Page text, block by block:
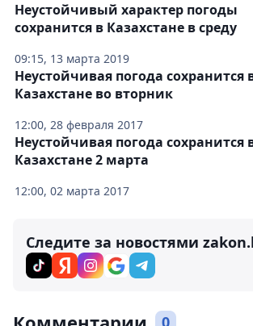
09:15, 13 марта 2019
Неустойчивый характер погоды
сохранится в Казахстане в среду
12:00, 28 февраля 2017
Неустойчивая погода сохранится
Казахстане во вторник
12:00, 02 марта 2017
Неустойчивая погода сохранится
Казахстане 2 марта
Следите за новостями
0